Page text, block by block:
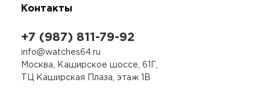
Контакты
+7 (987) 811-79-92
info@watches64.ru
Москва, Каширское шоссе, 61Г,
ТЦ Каширская Плаза, этаж 1В